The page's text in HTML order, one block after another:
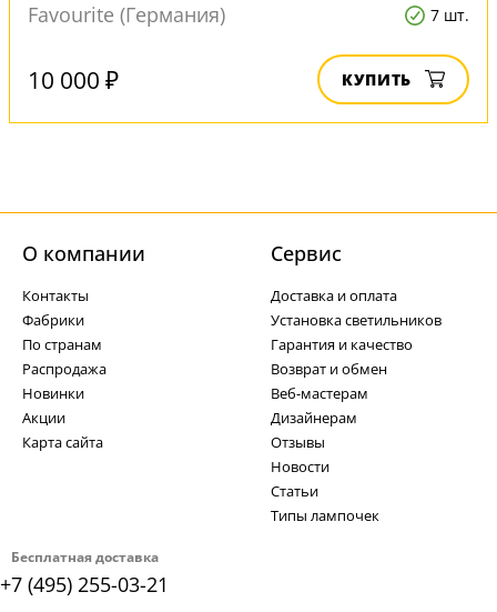
Favourite (Германия)
7 шт.
10 000 ₽ КУПИТЬ
Бесплатная доставка
+7 (495) 255-03-21
О компании
Контакты
Фабрики
По странам
Распродажа
Новинки
Акции
Карта сайта
Cервис
Доставка и оплата
Установка светильников
Гарантия и качество
Возврат и обмен
Веб-мастерам
Дизайнерам
Отзывы
Новости
Статьи
Типы лампочек